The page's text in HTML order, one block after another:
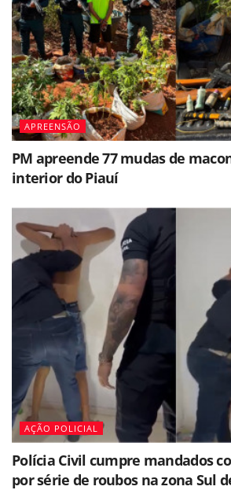
APREENSÃO
PM apreende 77 mudas de
interior do Piauí
AÇÃO POLICIAL
Polícia Civil cumpre mandados
por série de roubos na zona Sul